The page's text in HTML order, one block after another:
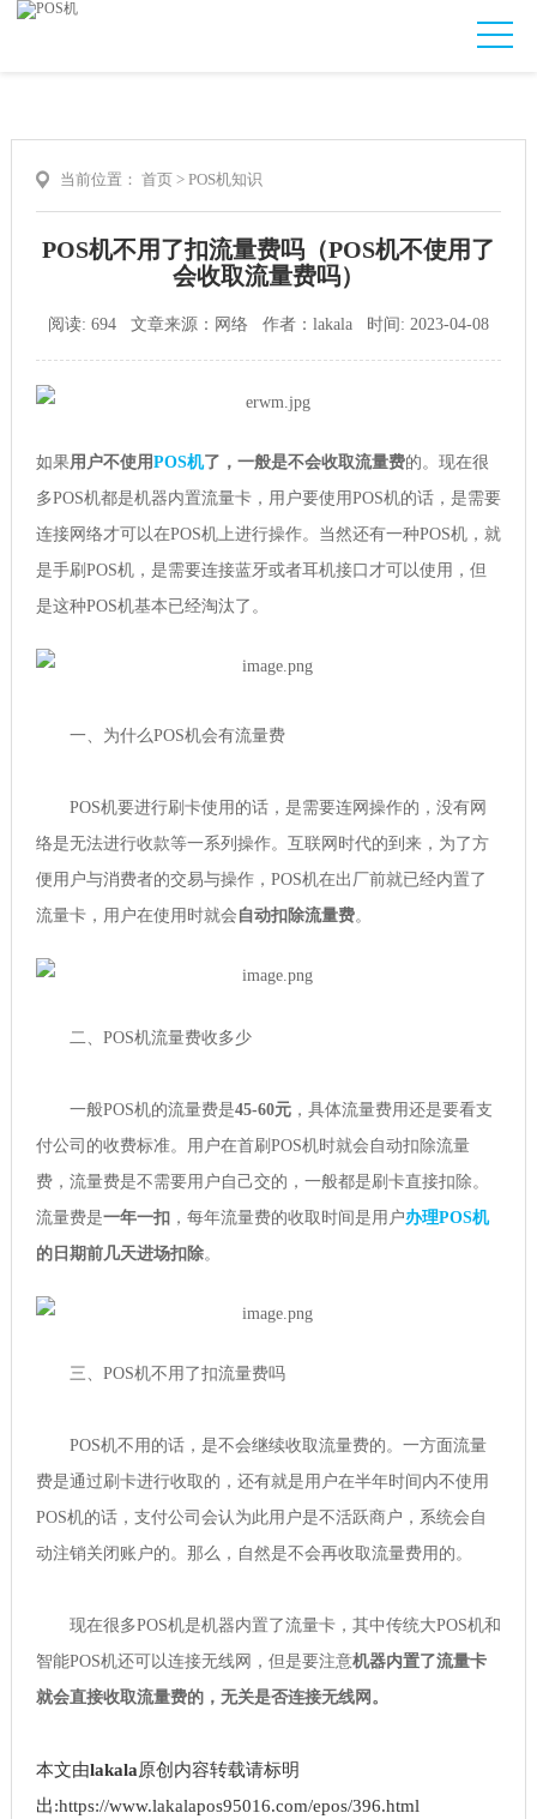
当前位置： 首页> POS机知识
POS机不用了扣流量费吗（POS机不使用了
会收取流量费吗）
阅读: 694 文章来源：网络 作者：lakala 时间: 2023-04-08
如果用户不使用POS机了，一般是不会收取流量费的。现在很
多POS机都是机器内置流量卡，用户要使用POS机的话，是需要
连接网络才可以在POS机上进行操作。当然还有一种POS机，就
是手刷POS机，是需要连接蓝牙或者耳机接口才可以使用，但
是这种POS机基本已经淘汰了。
一、为什么POS机会有流量费
POS机要进行刷卡使用的话，是需要连网操作的，没有网
络是无法进行收款等一系列操作。互联网时代的到来，为了方
便用户与消费者的交易与操作，POS机在出厂前就已经内置了
流量卡，用户在使用时就会 自动扣除流量费。
二、POS机流量费收多少
一般POS机的流量费是45-60元，具体流量费用还是要看支
付公司的收费标准。用户在首刷POS机时就会自动扣除流量
费，流量费是不需要用户自己交的，一般都是刷卡直接扣除。
流量费是一年一扣 ，每年流量费的收取时间是用户办理POS机
的日期前几天进场扣除。
三、POS机不用了扣流量费吗
POS机不用的话，是不会继续收取流量费的。一方面流量
费是通过刷卡进行收取的，还有就是用户在半年时间内不使用
POS机的话，支付公司会认为此用户是不活跃商户，系统会自
动注销关闭账户的。那么，自然是不会再收取流量费用的。
现在很多POS机是机器内置了流量卡，其中传统大POS机和
智能POS机还可以连接无线网，但是要注意机器内置了流量卡
就会直接收取流量费的，无关是否连接无线网。
本文由lakala原创内容转载请标明
出:https://www.lakalapos95016.com/epos/396.html